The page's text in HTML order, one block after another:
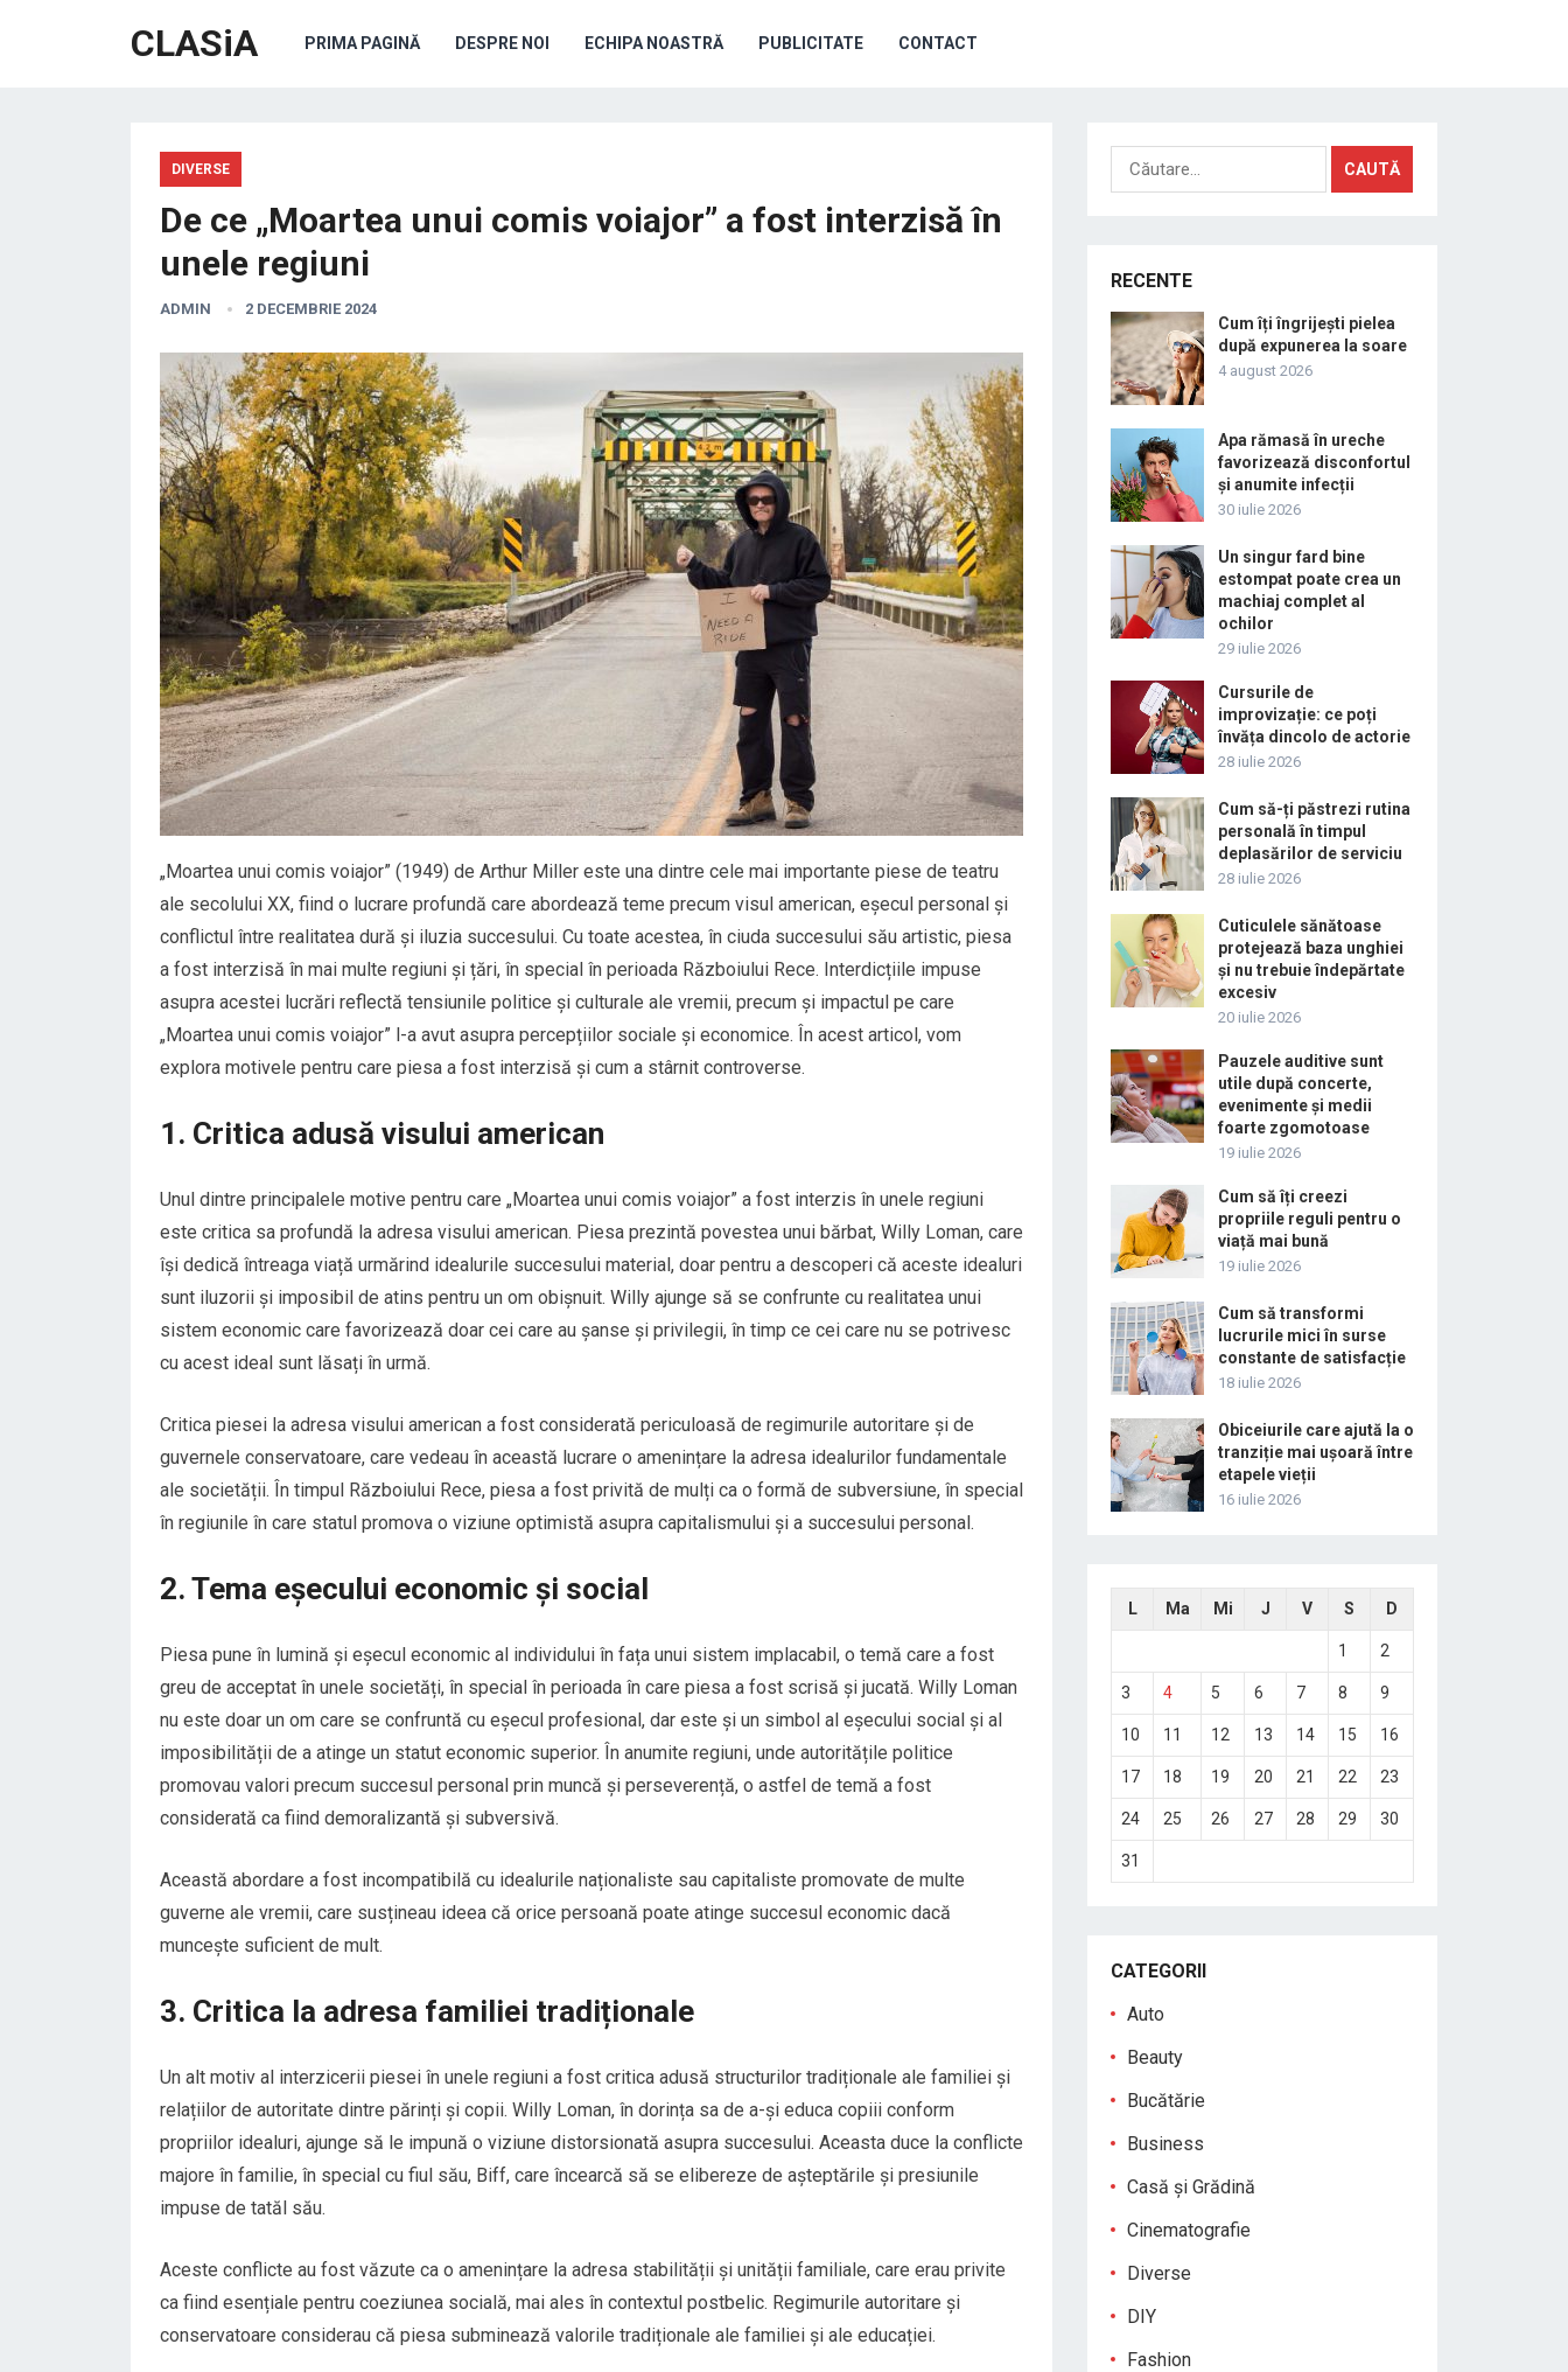
CLASiA PRIMA PAGINĂ DESPRE NOI ECHIPA NOASTRĂ PUBLICITATE CONTACT
DIVERSE
De ce „Moartea unui comis voiajor” a fost interzisă în
unele regiuni
ADMIN 2 DECEMBRIE 2024
„Moartea unui comis voiajor” (1949) de Arthur Miller este una dintre cele mai importante piese de teatru
ale secolului XX, fiind o lucrare profundă care abordează teme precum visul american, eșecul personal și
conflictul între realitatea dură și iluzia succesului. Cu toate acestea, în ciuda succesului său artistic, piesa
a fost interzisă în mai multe regiuni și țări, în special în perioada Războiului Rece. Interdicțiile impuse
asupra acestei lucrări reflectă tensiunile politice și culturale ale vremii, precum și impactul pe care
„Moartea unui comis voiajor” l-a avut asupra percepțiilor sociale și economice. În acest articol, vom
explora motivele pentru care piesa a fost interzisă și cum a stârnit controverse.
1. Critica adusă visului american
Unul dintre principalele motive pentru care „Moartea unui comis voiajor” a fost interzis în unele regiuni
este critica sa profundă la adresa visului american. Piesa prezintă povestea unui bărbat, Willy Loman, care
își dedică întreaga viață urmărind idealurile succesului material, doar pentru a descoperi că aceste idealuri
sunt iluzorii și imposibil de atins pentru un om obișnuit. Willy ajunge să se confrunte cu realitatea unui
sistem economic care favorizează doar cei care au șanse și privilegii, în timp ce cei care nu se potrivesc
cu acest ideal sunt lăsați în urmă.
Critica piesei la adresa visului american a fost considerată periculoasă de regimurile autoritare și de
guvernele conservatoare, care vedeau în această lucrare o amenințare la adresa idealurilor fundamentale
ale societății. În timpul Războiului Rece, piesa a fost privită de mulți ca o formă de subversiune, în special
în regiunile în care statul promova o viziune optimistă asupra capitalismului și a succesului personal.
2. Tema eșecului economic și social
Piesa pune în lumină și eșecul economic al individului în fața unui sistem implacabil, o temă care a fost
greu de acceptat în unele societăți, în special în perioada în care piesa a fost scrisă și jucată. Willy Loman
nu este doar un om care se confruntă cu eșecul profesional, dar este și un simbol al eșecului social și al
imposibilității de a atinge un statut economic superior. În anumite regiuni, unde autoritățile politice
promovau valori precum succesul personal prin muncă și perseverență, o astfel de temă a fost
considerată ca fiind demoralizantă și subversivă.
Această abordare a fost incompatibilă cu idealurile naționaliste sau capitaliste promovate de multe
guverne ale vremii, care susțineau ideea că orice persoană poate atinge succesul economic dacă
muncește suficient de mult.
3. Critica la adresa familiei tradiționale
Un alt motiv al interzicerii piesei în unele regiuni a fost critica adusă structurilor tradiționale ale familiei și
relațiilor de autoritate dintre părinți și copii. Willy Loman, în dorința sa de a-și educa copiii conform
propriilor idealuri, ajunge să le impună o viziune distorsionată asupra succesului. Aceasta duce la conflicte
majore în familie, în special cu fiul său, Biff, care încearcă să se elibereze de așteptările și presiunile
impuse de tatăl său.
Aceste conflicte au fost văzute ca o amenințare la adresa stabilității și unității familiale, care erau privite
ca fiind esențiale pentru coeziunea socială, mai ales în contextul postbelic. Regimurile autoritare și
conservatoare considerau că piesa subminează valorile tradiționale ale familiei și ale educației.
Caută
după:
RECENTE
Cum îți îngrijești pielea
după expunerea la soare
4 august 2026
Apa rămasă în ureche
favorizează disconfortul
și anumite infecții
30 iulie 2026
Un singur fard bine
estompat poate crea un
machiaj complet al
ochilor
29 iulie 2026
Cursurile de
improvizație: ce poți
învăța dincolo de actorie
28 iulie 2026
Cum să-ți păstrezi rutina
personală în timpul
deplasărilor de serviciu
28 iulie 2026
Cuticulele sănătoase
protejează baza unghiei
și nu trebuie îndepărtate
excesiv
20 iulie 2026
Pauzele auditive sunt
utile după concerte,
evenimente și medii
foarte zgomotoase
19 iulie 2026
Cum să îți creezi
propriile reguli pentru o
viață mai bună
19 iulie 2026
Cum să transformi
lucrurile mici în surse
constante de satisfacție
18 iulie 2026
Obiceiurile care ajută la o
tranziție mai ușoară între
etapele vieții
16 iulie 2026
L Ma Mi J V S D
1 2
3 4 5 6 7 8 9
10 11 12 13 14 15 16
17 18 19 20 21 22 23
24 25 26 27 28 29 30
31
CATEGORII
Auto
Beauty
Bucătărie
Business
Casă și Grădină
Cinematografie
Diverse
DIY
Fashion